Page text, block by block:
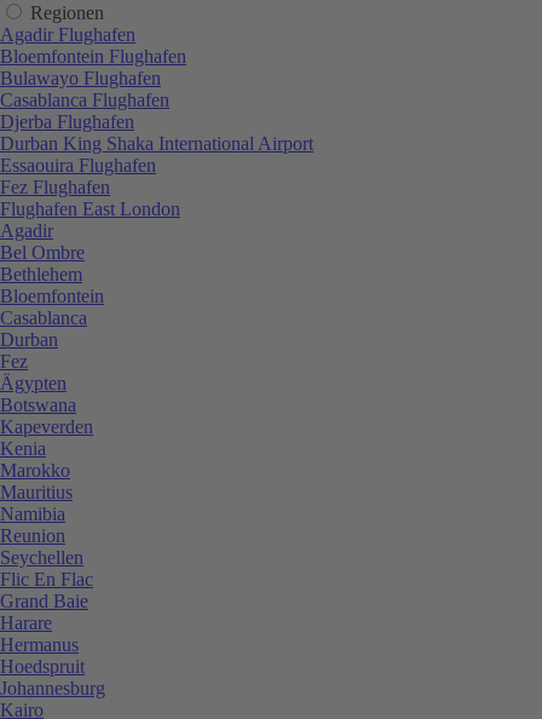
Regionen
Agadir Flughafen
Bloemfontein Flughafen
Bulawayo Flughafen
Casablanca Flughafen
Djerba Flughafen
Durban King Shaka International Airport
Essaouira Flughafen
Fez Flughafen
Flughafen East London
Agadir
Bel Ombre
Bethlehem
Bloemfontein
Casablanca
Durban
Fez
Ägypten
Botswana
Kapeverden
Kenia
Marokko
Mauritius
Namibia
Reunion
Seychellen
Flic En Flac
Grand Baie
Harare
Hermanus
Hoedspruit
Johannesburg
Kairo